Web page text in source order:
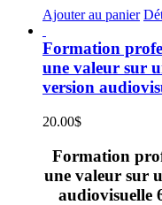
Ajouter au panier
Formation
une valeur sur
version
20.00$
Formation
une valeur sur
audiovisuelle